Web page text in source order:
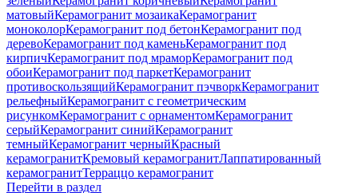
матовыйКерамогранит мозаикаКерамогранит
моноколорКерамогранит под бетонКерамогранит под
деревоКерамогранит под каменьКерамогранит под
кирпичКерамогранит под мраморКерамогранит под
обоиКерамогранит под паркетКерамогранит
противоскользящийКерамогранит пэчворкКерамогранит
рельефныйКерамогранит с геометрическим
рисункомКерамогранит с орнаментомКерамогранит
серыйКерамогранит синийКерамогранит
темныйКерамогранит черныйКрасный
керамогранитКремовый керамогранитЛаппатированный
керамогранитТерраццо керамогранит
Перейти в раздел